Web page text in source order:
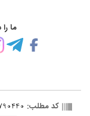
ما
کد مطلب: